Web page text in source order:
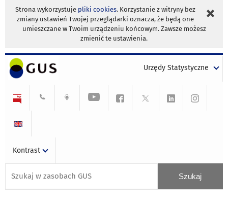
Strona wykorzystuje pliki cookies. Korzystanie z witryny bez
zmiany ustawień Twojej przeglądarki oznacza, że będą one
umieszczane w Twoim urządzeniu końcowym. Zawsze możesz
zmienić te ustawienia.
Urzędy Statystyczne
Kontrast